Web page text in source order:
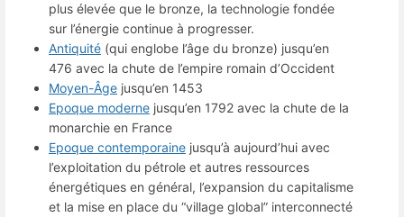
plus élevée que le bronze, la technologie fondée
sur l’énergie continue à progresser.
Antiquité (qui englobe l’âge du bronze) jusqu’en
476 avec la chute de l’empire romain d’Occident
Moyen-Âge jusqu’en 1453
Epoque moderne jusqu’en 1792 avec la chute de la
monarchie en France
Epoque contemporaine jusqu’à aujourd’hui avec
l’exploitation du pétrole et autres ressources
énergétiques en général, l’expansion du capitalisme
et la mise en place du “village global” interconnecté